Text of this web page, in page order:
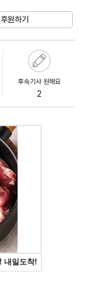
후원하기
후속기사 원해요
2